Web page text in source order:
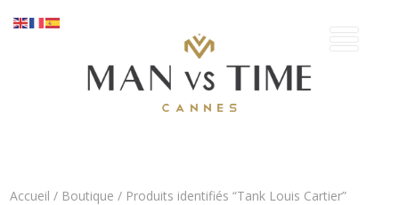
Accueil / Boutique / Produits identifiés “Tank Louis Cartier”